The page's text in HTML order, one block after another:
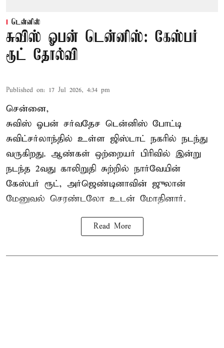
டென்னிஸ்
சுவிஸ் ஓபன் டென்னிஸ்: கேஸ்பர்
ரூட் தோல்வி
Published on: 17 Jul 2026, 4:34 pm
சென்னை,
சுவிஸ் ஓபன் சர்வதேச டென்னிஸ் போட்டி
சுவிட்சர்லாந்தில் உள்ள ஜிஸ்டாட் நகரில் நடந்து
வருகிறது. ஆண்கள் ஒற்றையர் பிரிவில் இன்று
நடந்த 2வது காலிறுதி சுற்றில் நார்வேயின்
கேஸ்பர் ரூட், அர்ஜெண்டினாவின் ஜுலான்
மேனுவல் செரண்டலோ உடன் மோதினார்.
Read More